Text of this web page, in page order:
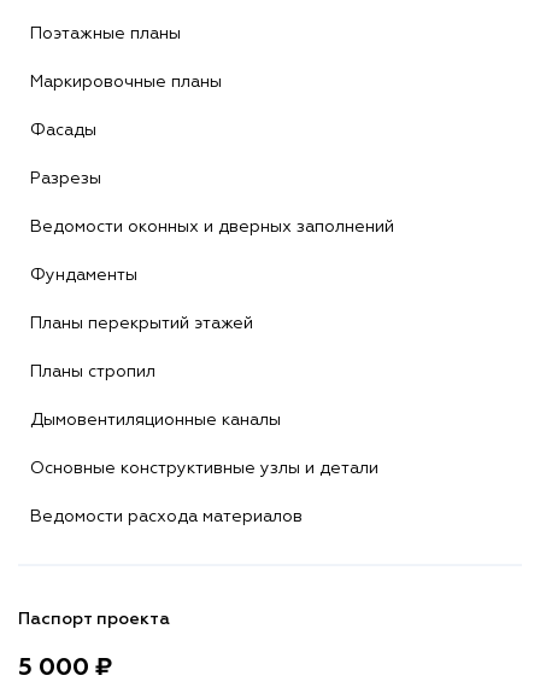
Поэтажные планы
Маркировочные планы
Фасады
Разрезы
Ведомости оконных и дверных заполнений
Фундаменты
Планы перекрытий этажей
Планы стропил
Дымовентиляционные каналы
Основные конструктивные узлы и детали
Ведомости расхода материалов
Паспорт проекта
5 000 ₽